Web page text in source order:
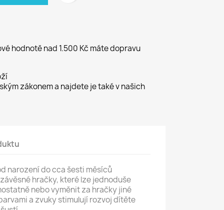
hodnotě nad 1.500 Kč máte dopravu
zákonem a najdete je také v našich
narození do cca šesti měsíců
hračky, které lze jednoduše
nebo vyměnit za hračky jiné
a zvuky stimulují rozvoj dítěte